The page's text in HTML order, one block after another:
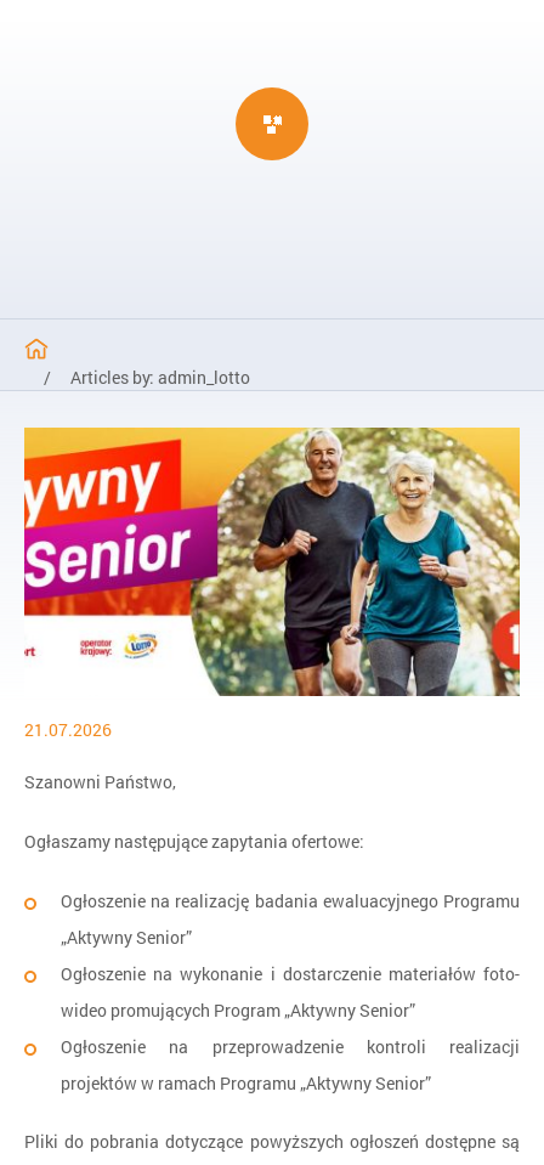
/ Articles by: admin_lotto
21.07.2026
Szanowni Państwo,
Ogłaszamy następujące zapytania ofertowe:
Ogłoszenie na realizację badania ewaluacyjnego Programu
„Aktywny Senior”
Ogłoszenie na wykonanie i dostarczenie materiałów foto-
wideo promujących Program „Aktywny Senior”
Ogłoszenie na przeprowadzenie kontroli realizacji
projektów w ramach Programu „Aktywny Senior”
Pliki do pobrania dotyczące powyższych ogłoszeń dostępne są